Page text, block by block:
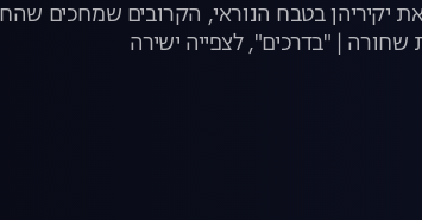
יקיריהן בטבח הנוראי, הקרובים שמחכים
| "בדרכים", לצפייה ישירה